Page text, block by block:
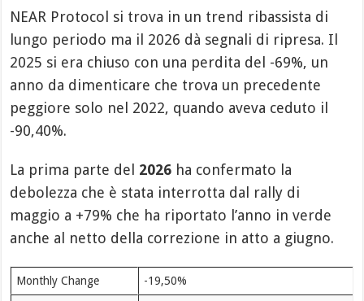
NEAR Protocol si trova in un trend ribassista di
lungo periodo ma il 2026 dà segnali di ripresa. Il
2025 si era chiuso con una perdita del -69%, un
anno da dimenticare che trova un precedente
peggiore solo nel 2022, quando aveva ceduto il
-90,40%.
La prima parte del 2026 ha confermato la
debolezza che è stata interrotta dal rally di
maggio a +79% che ha riportato l’anno in verde
anche al netto della correzione in atto a giugno.
Monthly Change -19,50%